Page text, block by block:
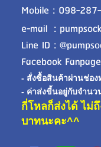
Mobile : 098-
e-mail :
Line ID :
Facebook
- สั่งซื้อสินค้าผ่านช่อง
- ค่าส่งขี้นอยู่กับจำนว
กี่โหลก็ส่งได้ ไม่
บาทนะคะ^^